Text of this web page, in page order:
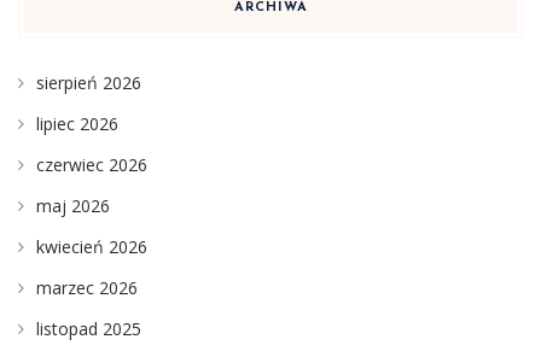
ARCHIWA
sierpień 2026
lipiec 2026
czerwiec 2026
maj 2026
kwiecień 2026
marzec 2026
listopad 2025